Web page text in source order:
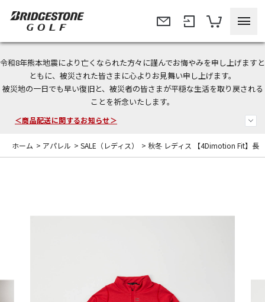
令和8年熊本地震により亡くなられた方々に謹んでお悔やみを申し上げますと
ともに、被災された皆さまに心よりお見舞い申し上げます。
被災地の一日でも早い復旧と、被災者の皆さまが平穏な生活を取り戻される
ことを祈念いたします。
＜夏季休暇中のご注文・発送・お問い合わせ＞
今なら新規会員登録で1,000円OFFクーポンプレゼント！
＜商品配送に関するお知らせ＞
ホーム > アパレル > SALE（レディス） > 秋冬 レディス 【4Dimotion Fit】長